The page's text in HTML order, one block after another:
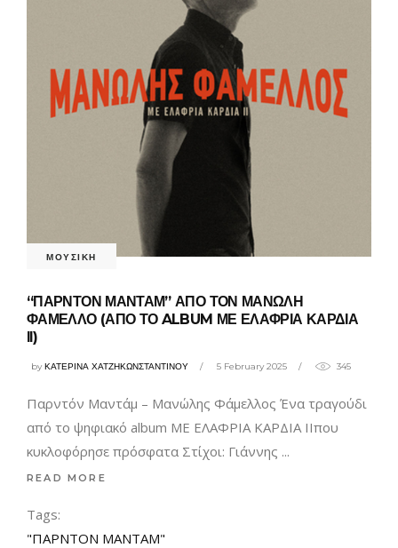
ΜΟΥΣΙΚΗ
“ΠΑΡΝΤΟΝ ΜΑΝΤΑΜ” ΑΠΟ ΤΟΝ ΜΑΝΩΛΗ
ΦΑΜΕΛΛΟ (ΑΠΟ ΤΟ ALBUM ΜΕ ΕΛΑΦΡΙΑ ΚΑΡΔΙΑ
ΙΙ)
byΚΑΤΕΡΙΝΑ ΧΑΤΖΗΚΩΝΣΤΑΝΤΙΝΟΥ 5 February 2025 345
Παρντόν Μαντάμ – Μανώλης Φάμελλος Ένα τραγούδι
από το ψηφιακό album ΜΕ ΕΛΑΦΡΙΑ ΚΑΡΔΙΑ ΙΙπου
κυκλοφόρησε πρόσφατα Στίχοι: Γιάννης
READ MORE
Tags:
"ΠΑΡΝΤΟΝ ΜΑΝΤΑΜ"